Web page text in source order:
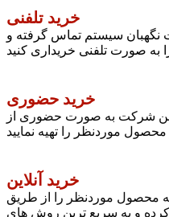
خرید تلفنی
نگهبان سیستم تماس گرفته و
صورت تلفنی خریداری کنید
خرید حضوری
شرکت به صورت حضوری از
موردنظر را تهیه نمایید
خرید آنلاین
محصول موردنظر را از طریق
و به سریع ترین روش های